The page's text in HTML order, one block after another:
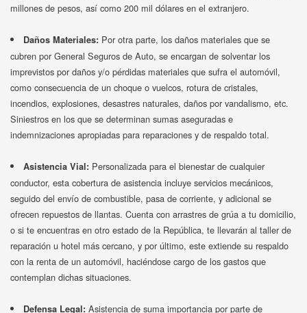
millones de pesos, así como 200 mil dólares en el extranjero.
Daños Materiales: Por otra parte, los daños materiales que se
cubren por General Seguros de Auto, se encargan de solventar los
imprevistos por daños y/o pérdidas materiales que sufra el automóvil,
como consecuencia de un choque o vuelcos, rotura de cristales,
incendios, explosiones, desastres naturales, daños por vandalismo, etc.
Siniestros en los que se determinan sumas aseguradas e
indemnizaciones apropiadas para reparaciones y de respaldo total.
Asistencia Vial: Personalizada para el bienestar de cualquier
conductor, esta cobertura de asistencia incluye servicios mecánicos,
seguido del envío de combustible, pasa de corriente, y adicional se
ofrecen repuestos de llantas. Cuenta con arrastres de grúa a tu domicilio,
o si te encuentras en otro estado de la República, te llevarán al taller de
reparación u hotel más cercano, y por último, este extiende su respaldo
con la renta de un automóvil, haciéndose cargo de los gastos que
contemplan dichas situaciones.
Defensa Legal: Asistencia de suma importancia por parte de